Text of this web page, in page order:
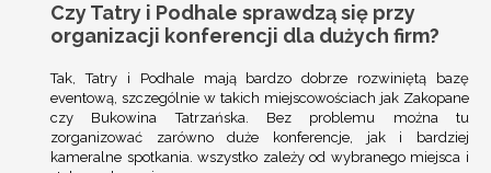
Czy Tatry i Podhale sprawdzą się przy
organizacji konferencji dla dużych firm?
Tak, Tatry i Podhale mają bardzo dobrze rozwiniętą bazę
eventową, szczególnie w takich miejscowościach jak Zakopane
czy Bukowina Tatrzańska. Bez problemu można tu
zorganizować zarówno duże konferencje, jak i bardziej
kameralne spotkania. wszystko zależy od wybranego miejsca i